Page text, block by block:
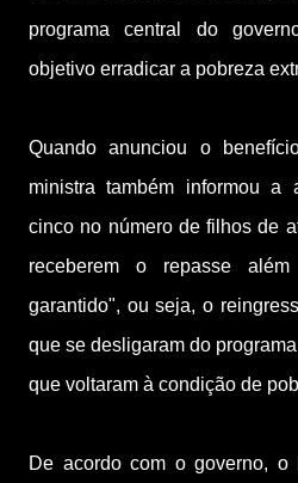
programa central do
objetivo erradicar a pobreza
Quando anunciou o
ministra também informou a
cinco no número de filhos de
receberem o repasse
garantido", ou seja, o
que se desligaram do
que voltaram à condição de
De acordo com o governo,